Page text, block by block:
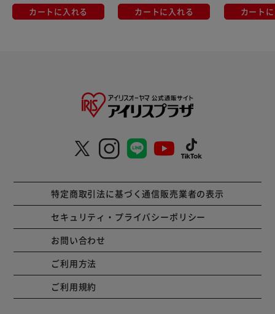
カートに入れる カートに入れる カート
特定商取引法に基づく通信販売業者の表示
セキュリティ・プライバシーポリシー
お問い合わせ
ご利用方法
ご利用規約